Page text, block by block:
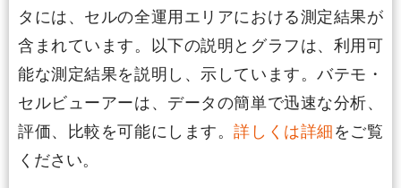
タには、セルの全運用エリアにおける測定結果が
含まれています。以下の説明とグラフは、利用可
能な測定結果を説明し、示しています。バテモ・
セルビューアーは、データの簡単で迅速な分析、
評価、比較を可能にします。詳しくは詳細をご覧
ください。